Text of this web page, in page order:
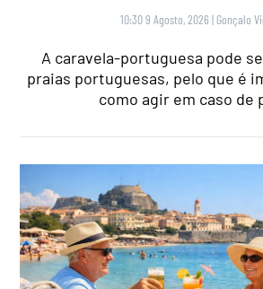
10:30 9 Agosto, 2026 | Gonçalo
A caravela-portuguesa pode
praias portuguesas, pelo que é
como agir em caso de